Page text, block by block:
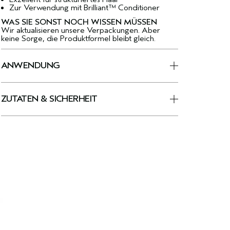
Zur Verwendung mit Brilliant™ Conditioner
WAS SIE SONST NOCH WISSEN MÜSSEN
Wir aktualisieren unsere Verpackungen. Aber
keine Sorge, die Produktformel bleibt gleich.
ANWENDUNG
ZUTATEN & SICHERHEIT